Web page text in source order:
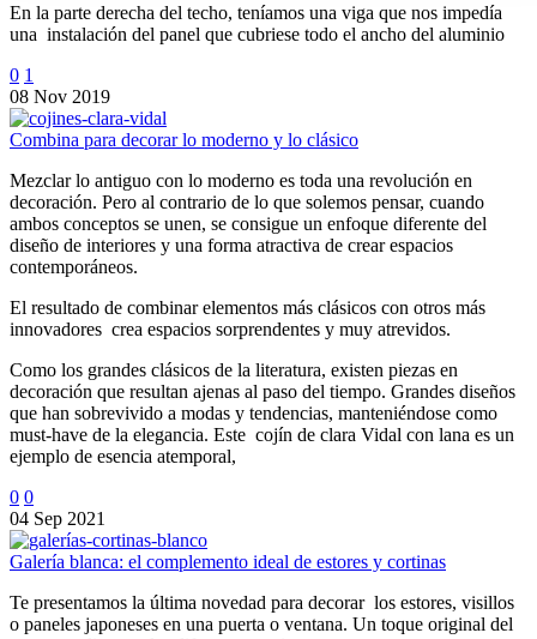
En la parte derecha del techo, teníamos una viga que nos impedía
una instalación del panel que cubriese todo el ancho del aluminio
0 1
08 Nov 2019
Combina para decorar lo moderno y lo clásico
Mezclar lo antiguo con lo moderno es toda una revolución en
decoración. Pero al contrario de lo que solemos pensar, cuando
ambos conceptos se unen, se consigue un enfoque diferente del
diseño de interiores y una forma atractiva de crear espacios
contemporáneos.
El resultado de combinar elementos más clásicos con otros más
innovadores crea espacios sorprendentes y muy atrevidos.
Como los grandes clásicos de la literatura, existen piezas en
decoración que resultan ajenas al paso del tiempo. Grandes diseños
que han sobrevivido a modas y tendencias, manteniéndose como
must-have de la elegancia. Este cojín de clara Vidal con lana es un
ejemplo de esencia atemporal,
0 0
04 Sep 2021
Galería blanca: el complemento ideal de estores y cortinas
Te presentamos la última novedad para decorar los estores, visillos
o paneles japoneses en una puerta o ventana. Un toque original del